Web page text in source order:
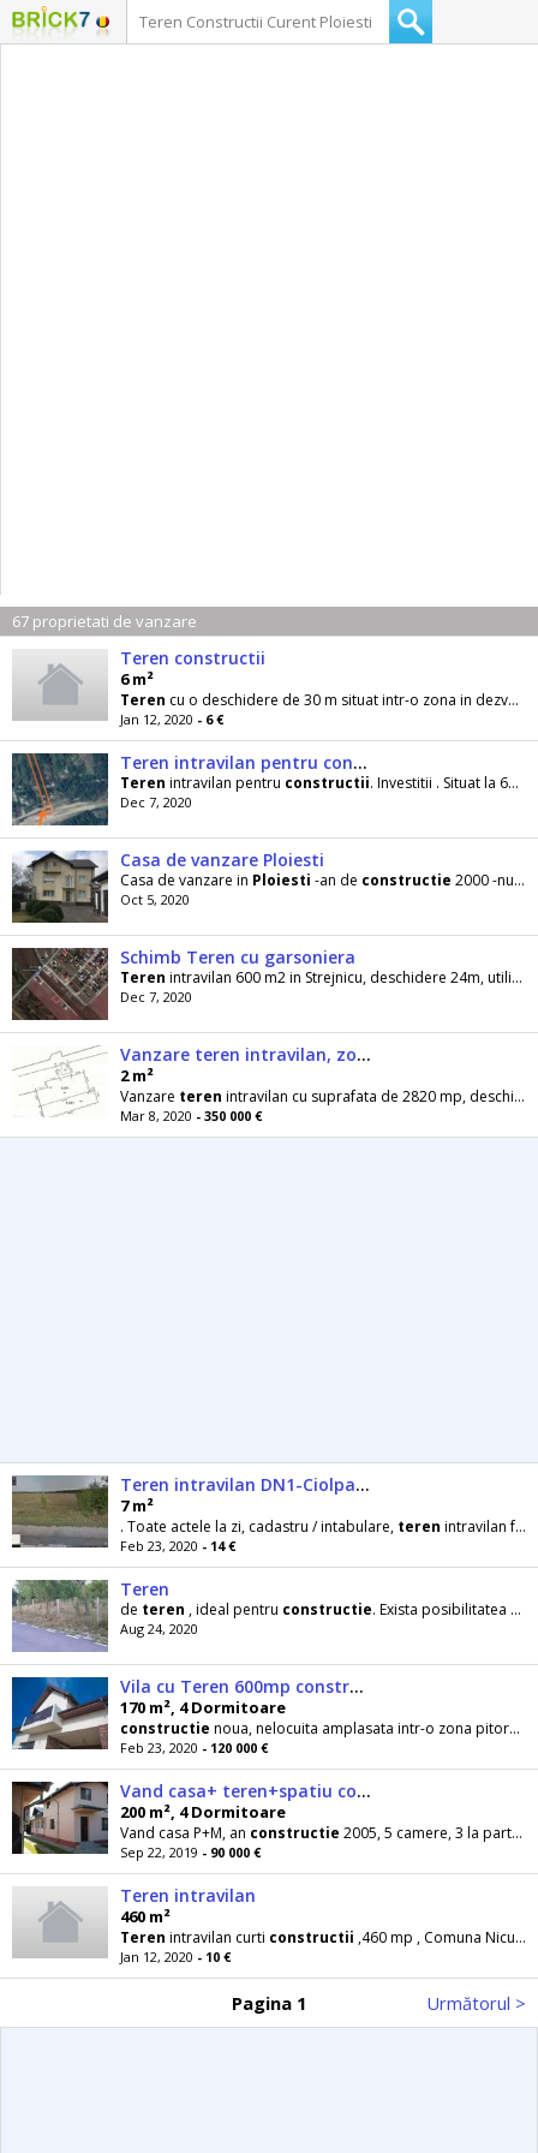
67 proprietati de vanzare
Teren constructii
6 m²
Teren cu o deschidere de 30 m situat intr-o zona in dezvoltare la 1,5 km de dn1 Bucuresti
Jan 12, 2020 - 6 €
Teren intravilan pentru constructii in prahova slanic
Teren intravilan pentru constructii. Investitii . Situat la 60 km de bucuresti . 30 km de
Dec 7, 2020
Casa de vanzare Ploiesti
Casa de vanzare in Ploiesti -an de constructie 2000 -numar de etaje:2 (P+2) -suprafata
Oct 5, 2020
Schimb Teren cu garsoniera
Teren intravilan 600 m2 in Strejnicu, deschidere 24m, utilitati -
Dec 7, 2020
Vanzare teren intravilan, zona sud, Ploiesti
2 m²
Vanzare teren intravilan cu suprafata de 2820 mp, deschidere 15 m la un front stradal. Pe
Mar 8, 2020 - 350 000 €
Teren intravilan DN1-Ciolpani 30km de ideal investie
7 m²
. Toate actele la zi, cadastru / intabulare, teren intravilan fara restrictii de
Feb 23, 2020 - 14 €
Teren
de teren , ideal pentru constructie. Exista posibilitatea de racordare la reteaua comunala de apa si
Aug 24, 2020
Vila cu Teren 600mp constructie NOUA in
170 m², 4 Dormitoare
constructie noua, nelocuita amplasata intr-o zona pitoreasca cu o vedere deosebita catre
Feb 23, 2020 - 120 000 €
Vand casa+ teren+spatiu comercial la 10 Km de Ploiesti
200 m², 4 Dormitoare
Vand casa P+M, an constructie 2005, 5 camere, 3 la parter si 2 la mansarda, bucatarie, camara
Sep 22, 2019 - 90 000 €
Teren intravilan
460 m²
Teren intravilan curti constructii ,460 mp , Comuna Niculesti, Jud.Dambovita (langa com.Peris
Jan 12, 2020 - 10 €
Pagina 1 Următorul >